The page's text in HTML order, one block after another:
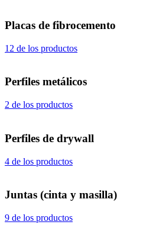
Placas de fibrocemento
12 de los productos
Perfiles metálicos
2 de los productos
Perfiles de drywall
4 de los productos
Juntas (cinta y masilla)
9 de los productos